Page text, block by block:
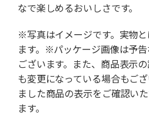
なで楽しめるおいしさです。
※写真はイメージです。実物
ます。※パッケージ画像は予
ございます。また、商品表示
も変更になっている場合もご
ました商品の表示をご確認い
ます。